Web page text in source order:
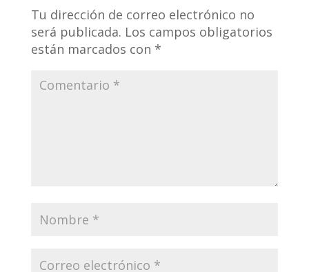
Tu dirección de correo electrónico no
será publicada. Los campos obligatorios
están marcados con *